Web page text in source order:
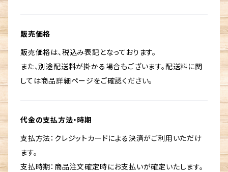
販売価格
販売価格は、税込み表記となっております。
また、別途配送料が掛かる場合もございます。配送料に関
しては商品詳細ページをご確認ください。
代金の支払方法・時期
支払方法：クレジットカードによる決済がご利用いただけ
ます。
支払時期：商品注文確定時にお支払いが確定いたします。